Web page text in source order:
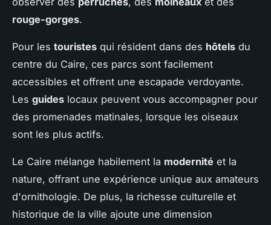
rouge-gorges.
Pour les touristes qui résident dans des hôtels du
centre du Caire, ces parcs sont facilement
accessibles et offrent une escapade verdoyante.
Les guides locaux peuvent vous accompagner pour
des promenades matinales, lorsque les oiseaux
sont les plus actifs.
Le Caire mélange habilement la modernité et la
nature, offrant une expérience unique aux amateurs
d'ornithologie. De plus, la richesse culturelle et
historique de la ville ajoute une dimension